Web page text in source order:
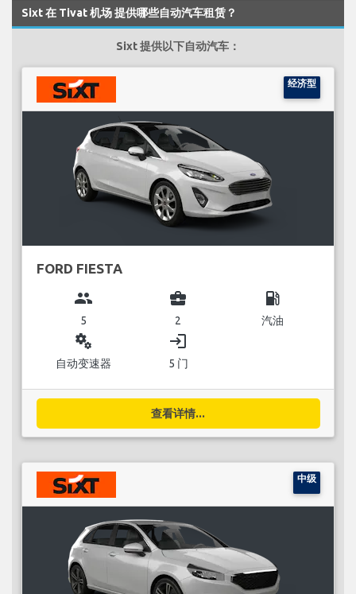
Sixt 在 Tivat 机场 提供哪些自动汽车租赁？
Sixt 提供以下自动汽车：
经济型
FORD FIESTA
group
5
business_center
2
local_gas_station
汽油
miscellaneous_services
自动变速器
login
5 门
查看详情...
中级